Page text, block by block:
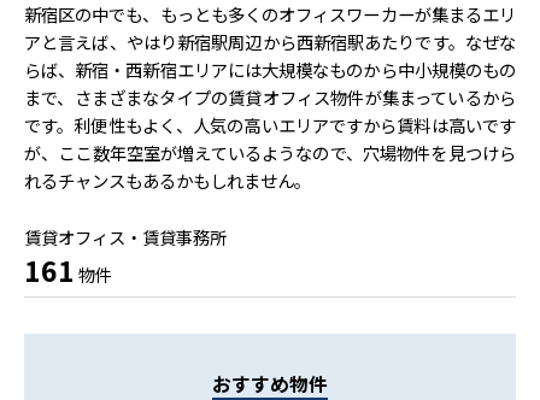
新宿区の中でも、もっとも多くのオフィスワーカーが集まるエリ
アと言えば、やはり新宿駅周辺から西新宿駅あたりです。なぜな
らば、新宿・西新宿エリアには大規模なものから中小規模のもの
まで、さまざまなタイプの賃貸オフィス物件が集まっているから
です。利便性もよく、人気の高いエリアですから賃料は高いです
が、ここ数年空室が増えているようなので、穴場物件を見つけら
れるチャンスもあるかもしれません。
賃貸オフィス・賃貸事務所
161 物件
おすすめ物件